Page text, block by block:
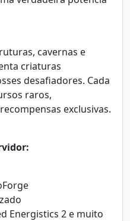
cavernas e
criaturas
desafiadores. Cada
raros,
exclusivas.
Energistics 2 e muito